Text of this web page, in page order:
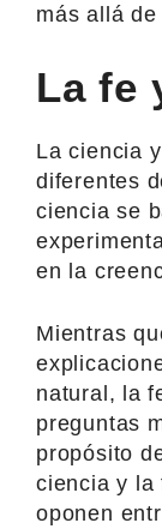
más allá
La fe
La ciencia
diferentes
ciencia se
en la
Mientras
natural, la
preguntas
propósito
ciencia y la
oponen